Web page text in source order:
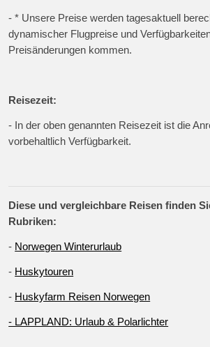
- * Unsere Preise werden tagesaktuell
dynamischer Flugpreise und
Preisänderungen kommen.
Reisezeit:
- In der oben genannten Reisezeit ist die
vorbehaltlich Verfügbarkeit.
Diese und vergleichbare Reisen finden
Rubriken:
- Norwegen Winterurlaub
- Huskytouren
- Huskyfarm Reisen Norwegen
- LAPPLAND: Urlaub & Polarlichter